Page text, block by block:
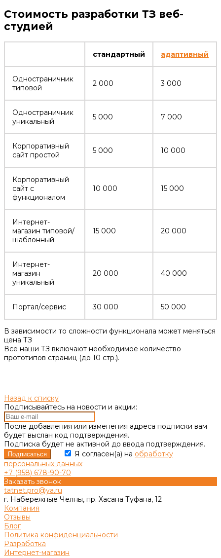
Стоимость разработки ТЗ веб-
студией
стандартный адаптивный
Одностраничник
типовой
2 000 3 000
Одностраничник
уникальный
5 000 7 000
Корпоративный
сайт простой
5 000 10 000
Корпоративный
сайт с
функционалом
10 000 15 000
Интернет-
магазин типовой/
шаблонный
15 000 20 000
Интернет-
магазин
уникальный
20 000 40 000
Портал/сервис 30 000 50 000
В зависимости то сложности функционала может меняться
цена ТЗ
Все наши ТЗ включают необходимое количество
прототипов страниц (до 10 стр.).
Назад к списку
Подписывайтесь на новости и акции:
После добавления или изменения адреса подписки вам
будет выслан код подтверждения.
Подписка будет не активной до ввода подтверждения.
Я согласен(а) на обработку
персональных данных
+7 (958) 678-90-70
Заказать звонок
tatnet.pro@ya.ru
г. Набережные Челны, пр. Хасана Туфана, 12
Компания
Отзывы
Блог
Политика конфиденциальности
Разработка
Интернет-магазин